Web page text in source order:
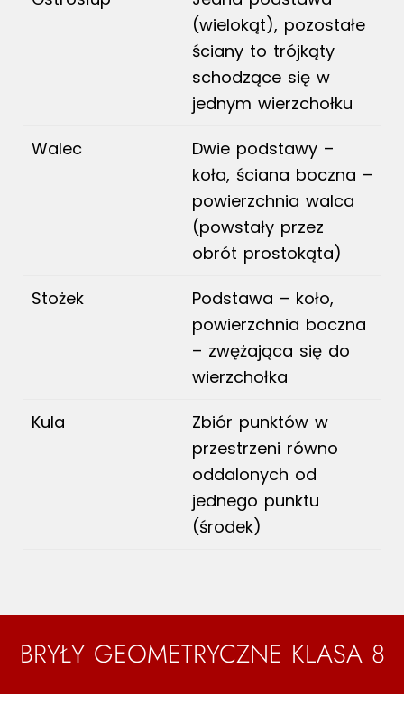
(wielokąt), pozostałe
ściany to trójkąty
schodzące się w
jednym wierzchołku
Walec
Dwie podstawy –
koła, ściana boczna –
powierzchnia walca
(powstały przez
obrót prostokąta)
Stożek
Podstawa – koło,
powierzchnia boczna
– zwężająca się do
wierzchołka
Kula
Zbiór punktów w
przestrzeni równo
oddalonych od
jednego punktu
(środek)
BRYŁY GEOMETRYCZNE KLASA 8